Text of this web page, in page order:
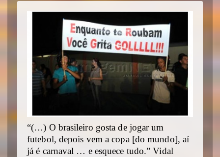
“(…) O brasileiro gosta de jogar um
futebol, depois vem a copa [do mundo], aí
já é carnaval … e esquece tudo.” Vidal